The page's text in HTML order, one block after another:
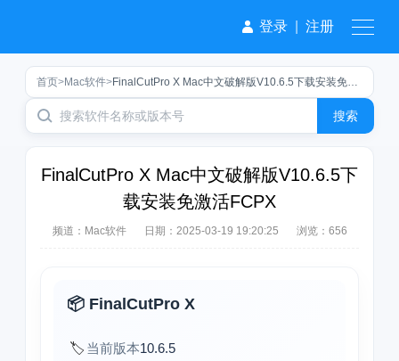
登录 注册
搜索
首页>Mac软件> FinalCutPro X Mac中文破解版V10.6.5下载安装免激活FCPX
FinalCutPro X Mac中文破解版V10.6.5下
载安装免激活FCPX
频道： Mac软件 日期： 2025-03-19 19:20:25 浏览：656
📦 FinalCutPro X
🏷️ 当前版本10.6.5